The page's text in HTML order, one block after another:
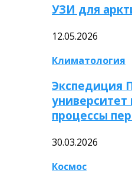
УЗИ для
12.05.2026
Климатология
Экспедиция
университет
процессы
30.03.2026
Космос